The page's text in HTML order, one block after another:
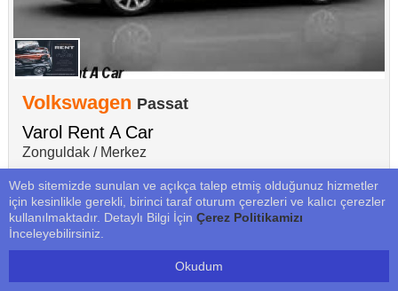
Volkswagen Passat
Varol Rent A Car
Zonguldak / Merkez
Dizel Yarı Otomatik Kişi :
1 TL
Web sitemizde sunulan ve açıkça talep etmiş olduğunuz hizmetler
için kesinlikle gerekli, birinci taraf oturum çerezleri ve kalıcı çerezler
kullanılmaktadır. Detaylı Bilgi İçin Çerez Politikamizı
İnceleyebilirsiniz.
Okudum